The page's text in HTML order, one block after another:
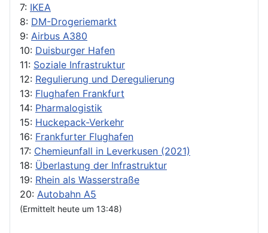
7: IKEA
8: DM-Drogeriemarkt
9: Airbus A380
10: Duisburger Hafen
11: Soziale Infrastruktur
12: Regulierung und Deregulierung
13: Flughafen Frankfurt
14: Pharmalogistik
15: Huckepack-Verkehr
16: Frankfurter Flughafen
17: Chemieunfall in Leverkusen (2021)
18: Überlastung der Infrastruktur
19: Rhein als Wasserstraße
20: Autobahn A5
(Ermittelt heute um 13:48)